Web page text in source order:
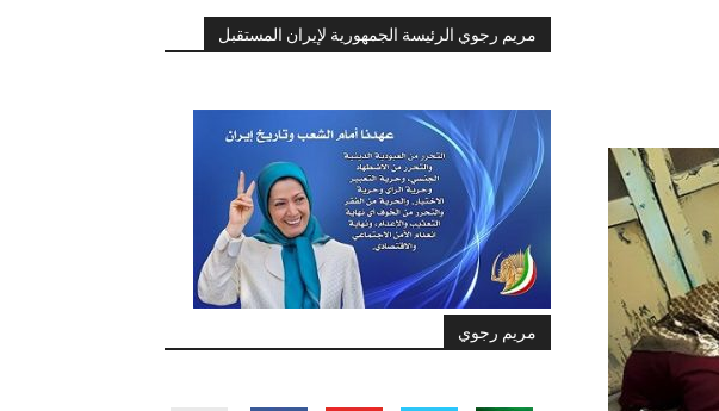
مريم رجوي الرئيسة الجمهورية لإيران المستقبل
مريم رجوي